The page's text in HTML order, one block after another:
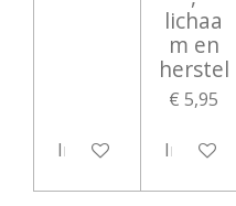
In winkelwagen
lichaa
m en
herstel
€ 5,95
In